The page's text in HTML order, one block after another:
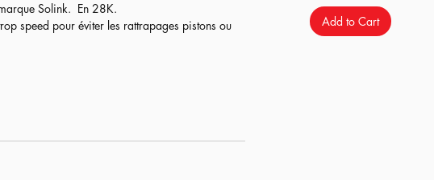
Solink. En 28K.
speed pour éviter les rattrapages pistons ou
Add to Cart